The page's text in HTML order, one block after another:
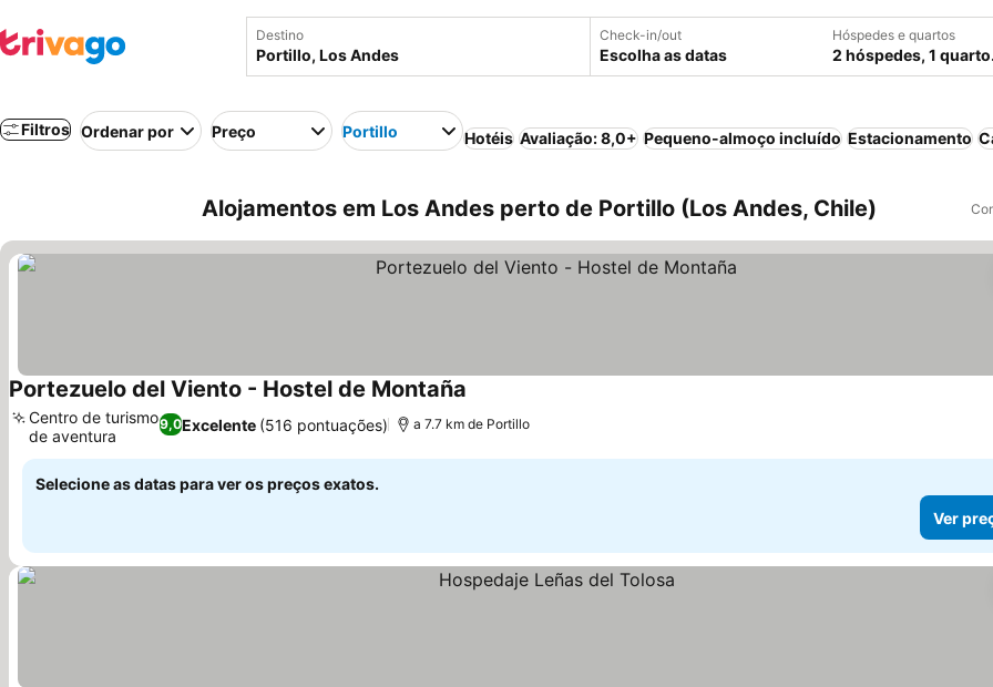
Destino Check-in/out
Escolha as datas
Hóspedes e quartos
2 hóspedes, 1 quarto.
Filtros Ordenar por Preço Portillo Hotéis Avaliação: 8,0+ Pequeno-almoço incluído Estacionamento
Alojamentos em Los Andes perto de Portillo (Los Andes, Chile)
Portezuelo del Viento - Hostel de Montaña
9,0Excelente (516 pontuações)
Centro de turismo
de aventura
a 7.7 km de Portillo
Selecione as datas para ver os preços exatos.
Ver